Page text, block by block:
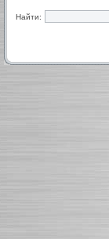
Найти: